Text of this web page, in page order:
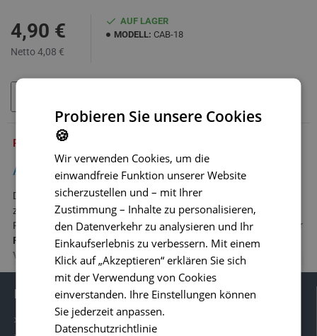
4,90 €
Netto 4,08 €
AUF LAGER
MODELL: CAB-18
PRODUKTBESCHREIBUNG
Adapter mini 4-PIN Buchse / 4-PIN Stecker
Der praktischeAdapter mini 4-PIN Buchse / 4-PIN Stecker
zur einfachen Verbindung von Geräten mit unterschiedlichen 4-
PIN-Steckertypen. Er ermöglicht den problemlosen Anschluss einer
Rückfahrkamera, eines Monitors oder eines
Verlängerungskabels in Fahrzeug-Kamerasystemen.
Kompatibilität mit Kamerasystemen
Kamerasystemen für LKW,
Transporter, Busse, Wohnmobile oder Arbeitsmaschinen
konzipiert. Er hilft in Situationen, in denen Geräte mit
Informationen
Kontakt
Probieren Sie unsere Cookies
🍪
Wir verwenden Cookies, um die
einwandfreie Funktion unserer Website
sicherzustellen und – mit Ihrer
Zustimmung – Inhalte zu personalisieren,
den Datenverkehr zu analysieren und Ihr
Einkaufserlebnis zu verbessern. Mit einem
Klick auf „Akzeptieren“ erklären Sie sich
mit der Verwendung von Cookies
einverstanden. Ihre Einstellungen können
Sie jederzeit anpassen.
Datenschutzrichtlinie